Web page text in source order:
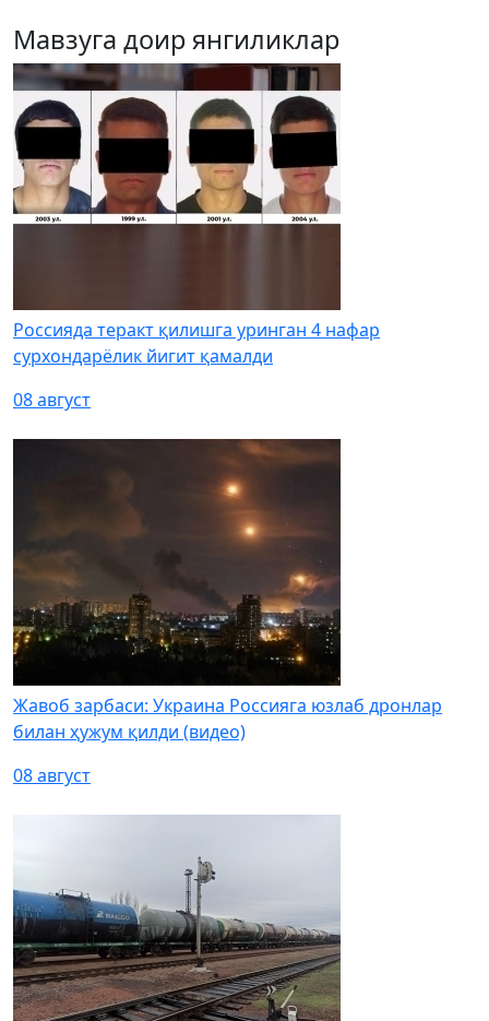
Мавзуга доир янгиликлар
Россияда теракт қилишга уринган 4 нафар
сурхондарёлик йигит қамалди
08 август
Жавоб зарбаси: Украина Россияга юзлаб дронлар
билан ҳужум қилди (видео)
08 август